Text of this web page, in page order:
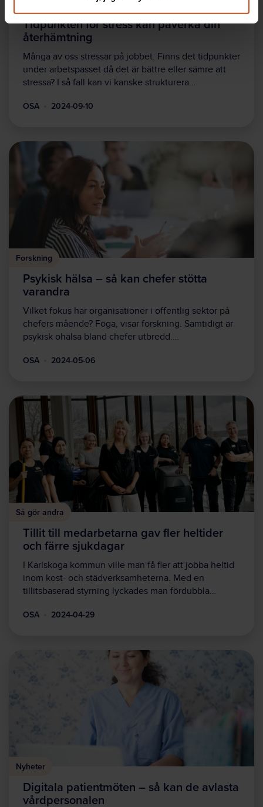
Tidpunkten för stress kan påverka din
återhämtning
Många av oss stressar på jobbet. Finns det tidpunkter
under arbetspasset då det är bättre eller sämre att
stressa? I så fall kan vi kanske strukturera…
OSA 2024-09-10
Forskning
Psykisk hälsa – så kan chefer stötta
varandra
Vilket fokus har organisationer i offentlig sektor på
chefers mående? Föga, visar forskning. Samtidigt är
psykisk ohälsa bland chefer utbredd.…
OSA 2024-05-06
Så gör andra
Tillit till medarbetarna gav fler heltider
och färre sjukdagar
I Karlskoga kommun ville man få fler att jobba heltid
inom kost- och städverksamheterna. Med en
tillitsbaserad styrning lyckades man fördubbla…
OSA 2024-04-29
Nyheter
Digitala patientmöten – så kan de avlasta
vårdpersonalen